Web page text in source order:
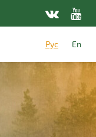
Рус
En